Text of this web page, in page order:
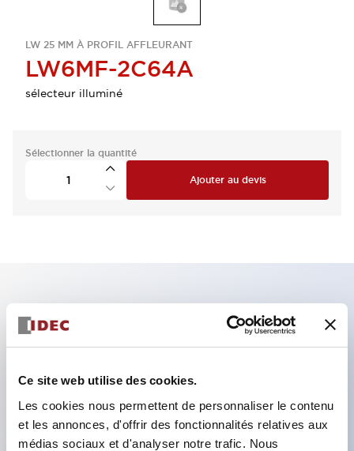
Ce site web utilise des cookies.
Les cookies nous permettent de personnaliser le contenu
et les annonces, d'offrir des fonctionnalités relatives aux
médias sociaux et d'analyser notre trafic. Nous
LW 25 MM À PROFIL AFFLEURANT
LW6MF-2C64A
sélecteur illuminé
Sélectionner la quantité
Ajouter au devis
Caractéristiques clés
Le commutateur sélecteur avec clé adopte une
structure à goupille à cylindre haute sécurité
La structure de protection est IP65 (IEC60529)